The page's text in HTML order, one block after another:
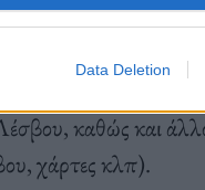
Data Deletion
(πότε και που
και σε ποιες
για την έκθεση
καθώς και
χάρτες κλπ).